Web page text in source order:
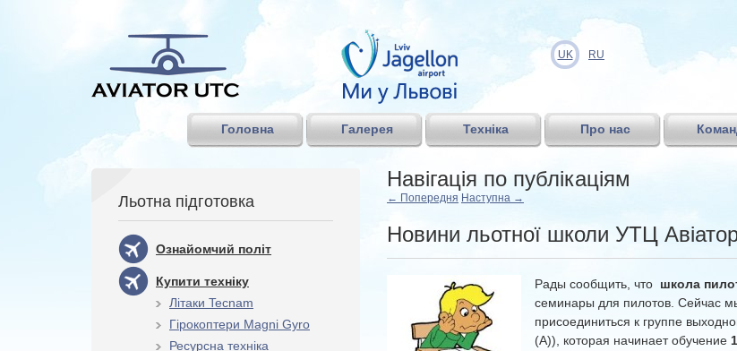
UK RU
Головна Галерея Техніка Про нас
Навігація по публікаціям
← Попередня Наступна →
Новини льотної школи УТЦ
Рады сообщить, что школа
семинары для пилотов. Сейчас
присоединиться к группе
(А)), которая начинает обучение
Льотна підготовка
Ознайомчий політ
Купити техніку
Літаки Tecnam
Гірокоптери Magni Gyro
Ресурсна техніка